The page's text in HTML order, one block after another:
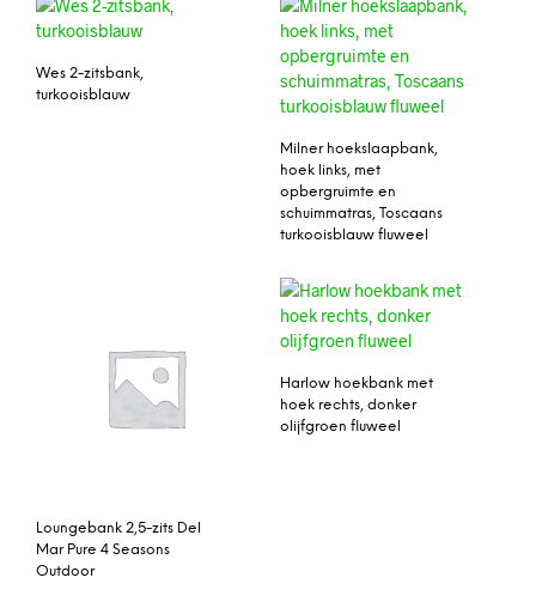
Wes 2-zitsbank,
turkooisblauw
Milner hoekslaapbank,
hoek links, met
opbergruimte en
schuimmatras, Toscaans
turkooisblauw fluweel
Loungebank 2,5-zits Del
Mar Pure 4 Seasons
Outdoor
Harlow hoekbank met
hoek rechts, donker
olijfgroen fluweel